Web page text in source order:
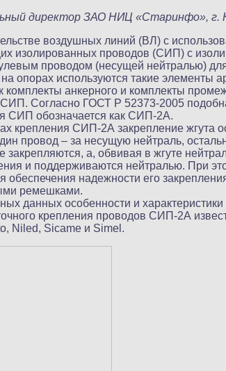
директор ЗАО НИЦ «Старинфо», г.
воздушных линий (ВЛ) с
изолированных проводов (СИП) с
проводом (несущей нейтралью)
опорах используются такие элементы
анкерного и комплекты
СИП. Согласно ГОСТ Р 52373-2005
СИП обозначается как СИП-2А.
крепления СИП-2А закрепление жгута
провод – за несущую нейтраль,
закрепляются, а, обвивая в жгуте
и поддерживаются нейтралью. При
надежности его
ремешками.
данных особенности и
крепления проводов СИП-2А
Niled, Sicame и Simel.